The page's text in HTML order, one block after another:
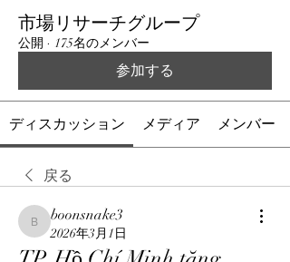
市場リサーチグループ
公開 · 175名のメンバー
参加する
ディスカッション メディア メンバー
戻る
boonsnake3
boonsnake3
2026年3月1日